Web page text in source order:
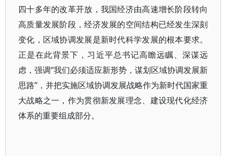
四十多年的改革开放，我国经济由高速增长阶段转向
高质量发展阶段，经济发展的空间结构已经发生深刻
变化，区域协调发展是新时代科学发展的根本要求。
正是在此背景下，习近平总书记高瞻远瞩、深谋远
虑，强调“我们必须适应新形势，谋划区域协调发展新
思路”，并把实施区域协调发展战略作为新时代国家重
大战略之一，作为贯彻新发展理念、建设现代化经济
体系的重要组成部分。